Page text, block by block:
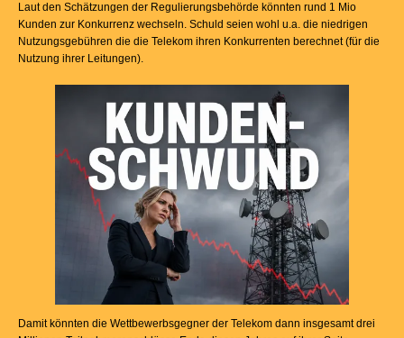
Laut den Schätzungen der Regulierungsbehörde könnten rund 1 Mio
Kunden zur Konkurrenz wechseln. Schuld seien wohl u.a. die niedrigen
Nutzungsgebühren die die Telekom ihren Konkurrenten berechnet (für die
Nutzung ihrer Leitungen).
Damit könnten die Wettbewerbsgegner der Telekom dann insgesamt drei